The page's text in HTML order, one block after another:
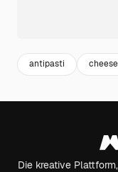
antipasti cheese
Die kreative